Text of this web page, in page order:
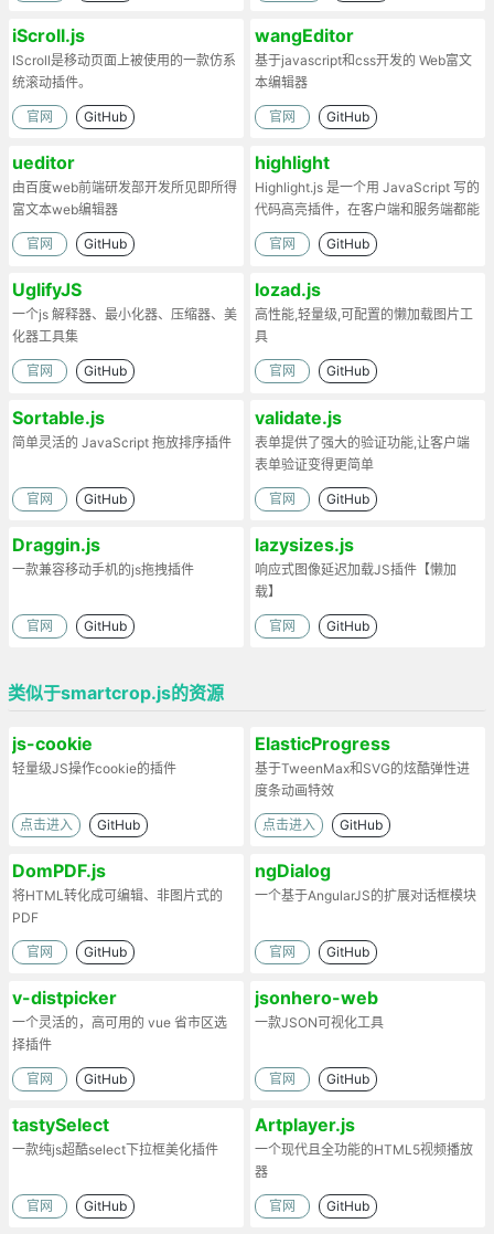
iScroll.js
IScroll是移动页面上被使用的一款仿系
统滚动插件。
官网 GitHub
wangEditor
基于javascript和css开发的 Web富文
本编辑器
官网 GitHub
ueditor
由百度web前端研发部开发所见即所得
富文本web编辑器
官网 GitHub
highlight
Highlight.js 是一个用 JavaScript 写的
代码高亮插件，在客户端和服务端都能
工作。
官网 GitHub
UglifyJS
一个js 解释器、最小化器、压缩器、美
化器工具集
官网 GitHub
lozad.js
高性能,轻量级,可配置的懒加载图片工
具
官网 GitHub
Sortable.js
简单灵活的 JavaScript 拖放排序插件
官网 GitHub
validate.js
表单提供了强大的验证功能,让客户端
表单验证变得更简单
官网 GitHub
Draggin.js
一款兼容移动手机的js拖拽插件
官网 GitHub
lazysizes.js
响应式图像延迟加载JS插件【懒加
载】
官网 GitHub
类似于smartcrop.js的资源
js-cookie
轻量级JS操作cookie的插件
点击进入 GitHub
ElasticProgress
基于TweenMax和SVG的炫酷弹性进
度条动画特效
点击进入 GitHub
DomPDF.js
将HTML转化成可编辑、非图片式的
PDF
官网 GitHub
ngDialog
一个基于AngularJS的扩展对话框模块
官网 GitHub
v-distpicker
一个灵活的，高可用的 vue 省市区选
择插件
官网 GitHub
jsonhero-web
一款JSON可视化工具
官网 GitHub
tastySelect
一款纯js超酷select下拉框美化插件
官网 GitHub
Artplayer.js
一个现代且全功能的HTML5视频播放
器
官网 GitHub